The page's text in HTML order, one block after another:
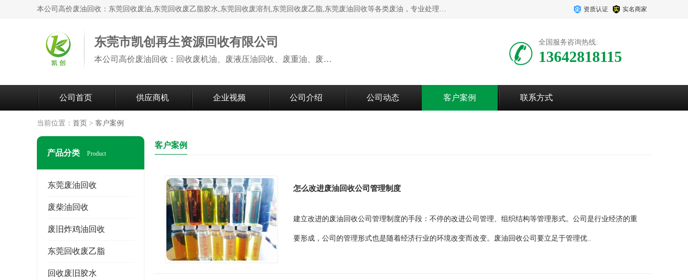
本公司高价废油回收：东莞回收废油,东莞回收废乙脂胶水,东莞回收废溶剂,东莞回收废乙脂,东莞废油回收等各类废油，专业处理从事化工产品研发与销售的综合型高科技服务性企业。我公司自成立以来，一直秉承“科技创新，立足诚信，感恩于心”的理念，力求设计与客户合作共赢的局面。在广大新老客户的大力支持下，我公司员工经过不懈努力，公司已快速发展成为国内知名化工企业。 资质认证 实名商家
东莞市凯创再生资源回收有限公司
本公司高价废油回收：回收废机油、废液压油回收、废重油、废食用油回收、废导热油、废、废油漆、废UV光油、废清、废白矿油、废变压器油
全国服务咨询热线:
13642818115
公司首页 供应商机 企业视频 公司介绍 公司动态 客户案例 联系方式
当前位置： 首页 > 客户案例
产品分类 Product
东莞废油回收
废柴油回收
废旧炸鸡油回收
东莞回收废乙脂
回收废旧胶水
客户案例
怎么改进废油回收公司管理制度
建立改进的废油回收公司管理制度的手段：不停的改进公司管理、组织结构等管理形式。公司是行业经济的重
要形成，公司的管理形式也是随着经济行业的环境改变而改变。废油回收公司要立足于管理优..